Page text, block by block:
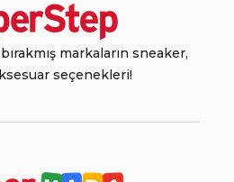
markaların sneaker,
seçenekleri!